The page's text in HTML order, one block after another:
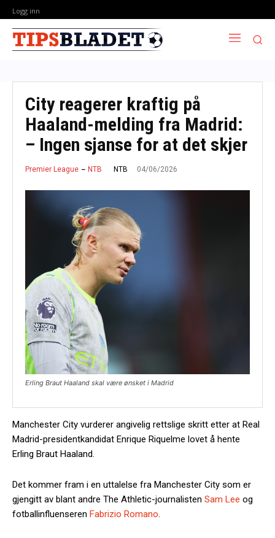
Logg inn
City reagerer kraftig på
Haaland-melding fra Madrid:
– Ingen sjanse for at det skjer
Premier League NTB NTB 04/06/2026
Erling Braut Haaland skal være ønsket i Madrid
Manchester City vurderer angivelig rettslige skritt etter at Real
Madrid-presidentkandidat Enrique Riquelme lovet å hente
Erling Braut Haaland.
Det kommer fram i en uttalelse fra Manchester City som er
gjengitt av blant andre The Athletic-journalisten Sam Lee og
fotballinfluenseren Fabrizio Romano